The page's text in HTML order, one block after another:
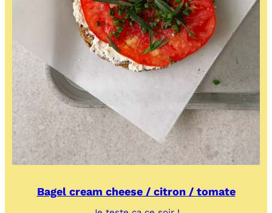
Bagel cream cheese / citron / tomate